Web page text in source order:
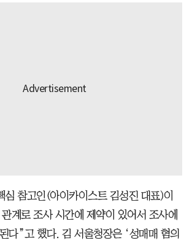
심 참고인(아이카이스트 김성진 대표)이
계로 조사 시간에 제약이 있어서 조사에
다”고 했다. 김 서울청장은 ‘성매매 혐의